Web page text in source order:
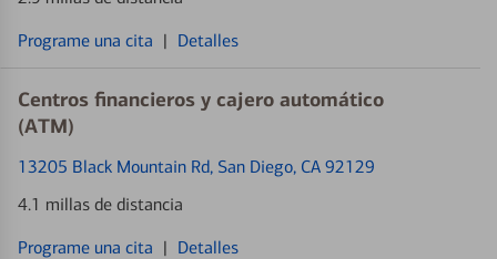
Programe una cita | Detalles
Centros financieros y cajero automático
(ATM)
13205 Black Mountain Rd, San Diego, CA 92129
4.1 millas de distancia
Programe una cita | Detalles